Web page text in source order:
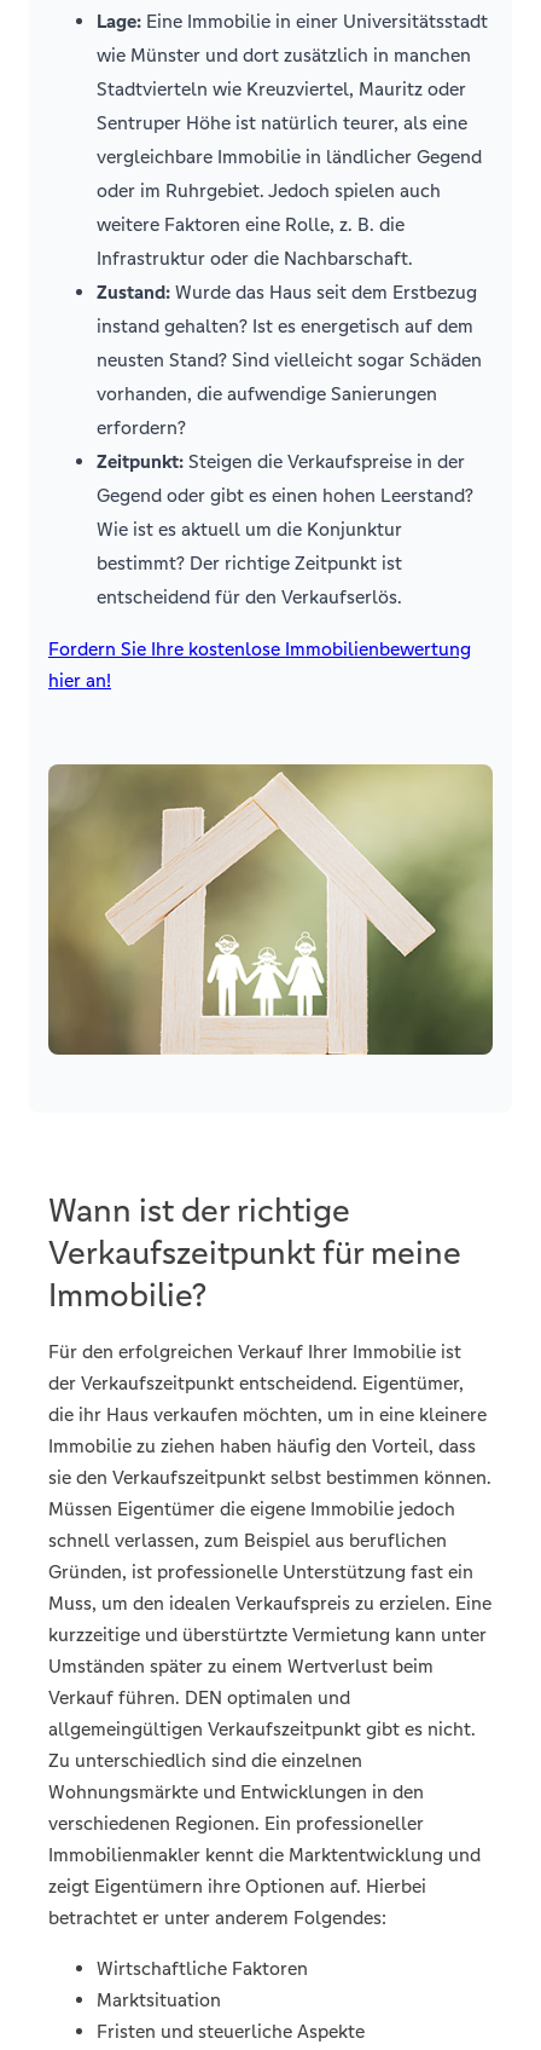
Lage: Eine Immobilie in einer Universitätsstadt
wie Münster und dort zusätzlich in manchen
Stadtvierteln wie Kreuzviertel, Mauritz oder
Sentruper Höhe ist natürlich teurer, als eine
vergleichbare Immobilie in ländlicher Gegend
oder im Ruhrgebiet. Jedoch spielen auch
weitere Faktoren eine Rolle, z. B. die
Infrastruktur oder die Nachbarschaft.
Zustand: Wurde das Haus seit dem Erstbezug
instand gehalten? Ist es energetisch auf dem
neusten Stand? Sind vielleicht sogar Schäden
vorhanden, die aufwendige Sanierungen
erfordern?
Zeitpunkt: Steigen die Verkaufspreise in der
Gegend oder gibt es einen hohen Leerstand?
Wie ist es aktuell um die Konjunktur
bestimmt? Der richtige Zeitpunkt ist
entscheidend für den Verkaufserlös.
Fordern Sie Ihre kostenlose Immobilienbewertung
hier an!
Wann ist der richtige
Verkaufszeitpunkt für meine
Immobilie?
Für den erfolgreichen Verkauf Ihrer Immobilie ist
der Verkaufszeitpunkt entscheidend. Eigentümer,
die ihr Haus verkaufen möchten, um in eine kleinere
Immobilie zu ziehen haben häufig den Vorteil, dass
sie den Verkaufszeitpunkt selbst bestimmen können.
Müssen Eigentümer die eigene Immobilie jedoch
schnell verlassen, zum Beispiel aus beruflichen
Gründen, ist professionelle Unterstützung fast ein
Muss, um den idealen Verkaufspreis zu erzielen. Eine
kurzzeitige und überstürtzte Vermietung kann unter
Umständen später zu einem Wertverlust beim
Verkauf führen. DEN optimalen und
allgemeingültigen Verkaufszeitpunkt gibt es nicht.
Zu unterschiedlich sind die einzelnen
Wohnungsmärkte und Entwicklungen in den
verschiedenen Regionen. Ein professioneller
Immobilienmakler kennt die Marktentwicklung und
zeigt Eigentümern ihre Optionen auf. Hierbei
betrachtet er unter anderem Folgendes:
Wirtschaftliche Faktoren
Marktsituation
Fristen und steuerliche Aspekte